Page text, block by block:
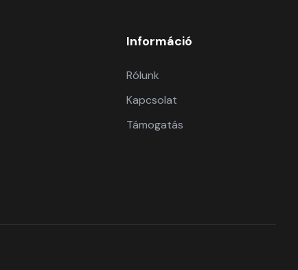
Információ
Rólunk
Kapcsolat
Támogatás